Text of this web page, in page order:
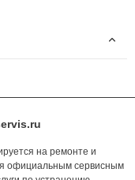
на ремонте и
официальным сервисным